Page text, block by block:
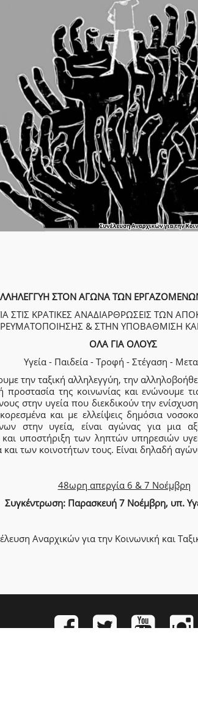
ΣΤΟΝ ΑΓΩΝΑ ΤΩΝ
ΣΤΙΣ ΚΡΑΤΙΚΕΣ ΑΝΑΔΙΑΡΘΡΩΣΕΙΣ ΤΩΝ
& ΣΤΗΝ ΥΠΟΒΑΘΜΙΣΗ ΚΑΙ
ΟΛΑ ΓΙΑ ΟΛΟΥΣ
Υγεία - Παιδεία - Τροφή - Στέγαση -
την ταξική αλληλεγγύη, την
προστασία της κοινωνίας και ενώνουμε
στην υγεία που διεκδικούν την
και με ελλείψεις δημόσια
στην υγεία, είναι αγώνας για μια
και υποστήριξη των ληπτών υπηρεσιών
και των κοινοτήτων τους. Είναι δηλαδή
48ωρη απεργία 6 & 7 Νοέμβρη
Συγκέντρωση: Παρασκευή 7 Νοέμβρη, υπ.
Αναρχικών για την Κοινωνική και